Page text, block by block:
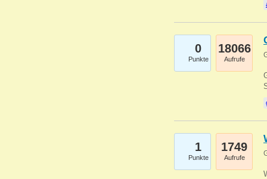
0
Punkte
18066
Aufrufe
1
Punkte
1749
Aufrufe